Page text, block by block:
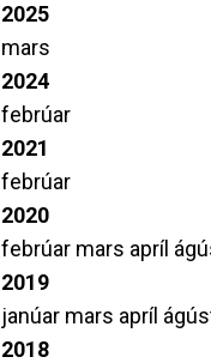
2025
mars
2024
febrúar
2021
febrúar
2020
febrúar mars apríl
2019
janúar mars apríl
2018